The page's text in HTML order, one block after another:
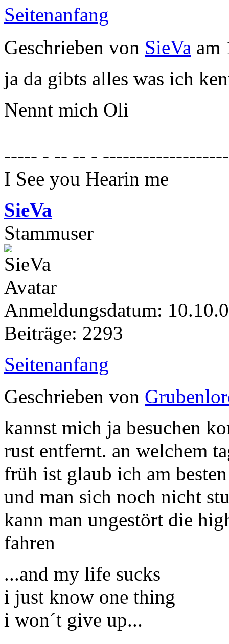
Seitenanfang
Geschrieben von SieVa am
ja da gibts alles was ich
Nennt mich Oli
----- - -- -- -
I See you Hearin me
SieVa
Stammuser
Anmeldungsdatum:
Beiträge: 2293
Seitenanfang
Geschrieben von
kannst mich ja besuchen
rust entfernt. an welchem
früh ist glaub ich am
und man sich noch nicht
kann man ungestört die
fahren
...and my life sucks
i just know one thing
i won´t give up...